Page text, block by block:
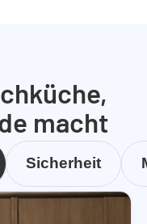
macht
Sicherheit